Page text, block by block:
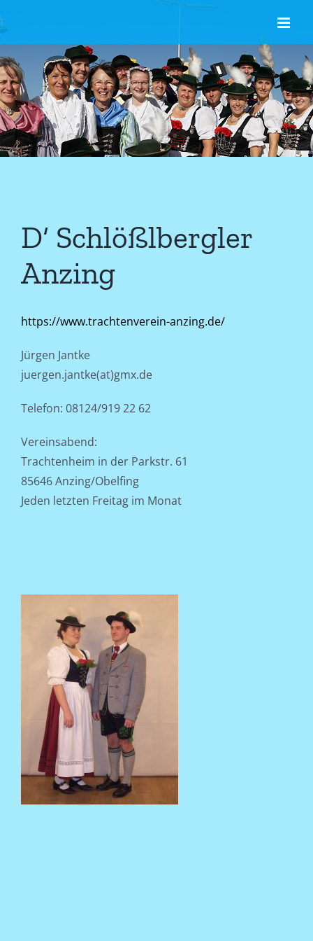
Inhalt
springen
D‘ Schlößlbergler
Anzing
https://www.trachtenverein-anzing.de/
Jürgen Jantke
juergen.jantke(at)gmx.de
Telefon: 08124/919 22 62
Vereinsabend:
Trachtenheim in der Parkstr. 61
85646 Anzing/Obelfing
Jeden letzten Freitag im Monat